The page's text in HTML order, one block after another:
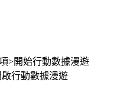
>開始行動數據漫遊
行動數據漫遊